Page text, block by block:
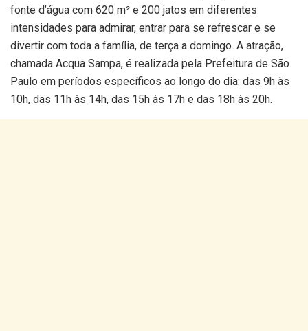
fonte d’água com 620 m² e 200 jatos em diferentes
intensidades para admirar, entrar para se refrescar e se
divertir com toda a família, de terça a domingo. A atração,
chamada Acqua Sampa, é realizada pela Prefeitura de São
Paulo em períodos específicos ao longo do dia: das 9h às
10h, das 11h às 14h, das 15h às 17h e das 18h às 20h.